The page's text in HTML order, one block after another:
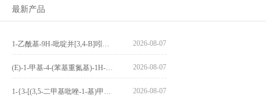
最新产品
2026-08-07
2026-08-07
2026-08-07